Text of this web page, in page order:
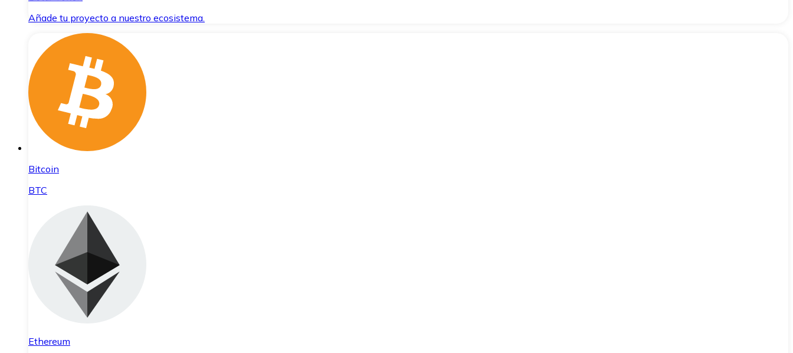
Añade tu proyecto a nuestro ecosistema.
Bitcoin
BTC
Ethereum